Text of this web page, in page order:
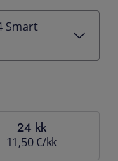
Smart
24 kk
11,50 €/kk